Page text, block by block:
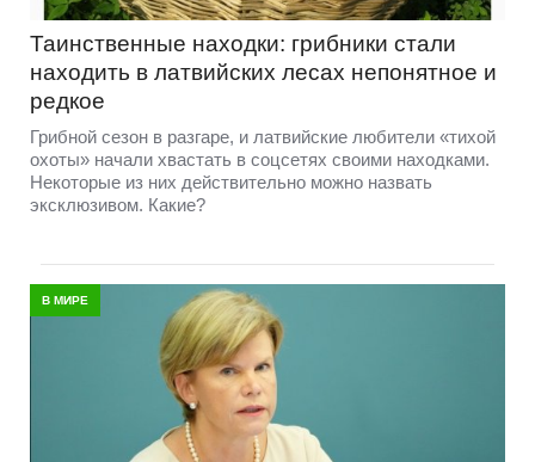
Таинственные находки: грибники стали
находить в латвийских лесах непонятное и
редкое
Грибной сезон в разгаре, и латвийские любители «тихой
охоты» начали хвастать в соцсетях своими находками.
Некоторые из них действительно можно назвать
эксклюзивом. Какие?
В МИРЕ